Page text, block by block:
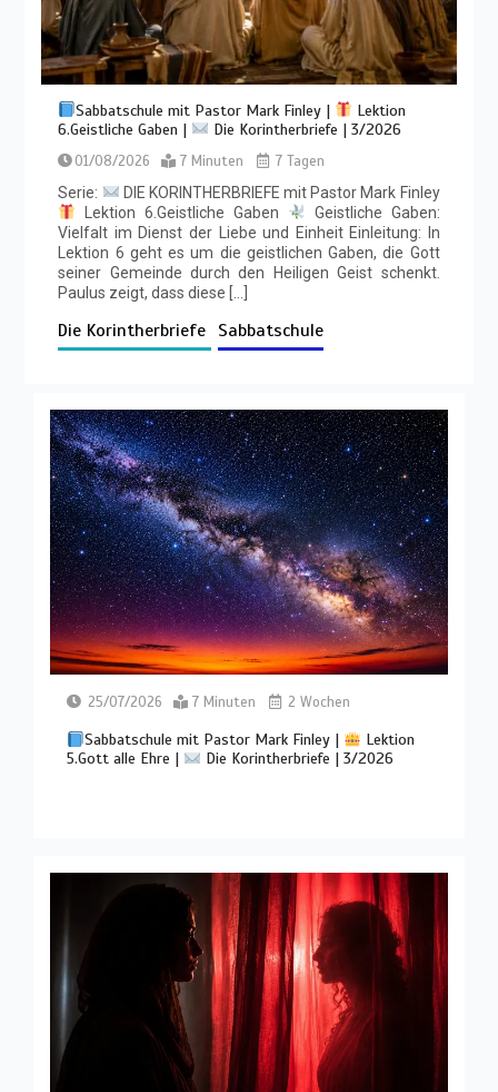
Sabbatschule mit Pastor Mark Finley |
Lektion
6.Geistliche Gaben |
Die Korintherbriefe | 3/2026
01/08/2026 7 Minuten
7 Tagen
Serie:
DIE KORINTHERBRIEFE mit Pastor Mark Finley
Lektion 6.Geistliche Gaben
Geistliche Gaben:
Vielfalt im Dienst der Liebe und Einheit Einleitung: In
Lektion 6 geht es um die geistlichen Gaben, die Gott
seiner Gemeinde durch den Heiligen Geist schenkt.
Paulus zeigt, dass diese […]
Die Korintherbriefe Sabbatschule
25/07/2026 7 Minuten 2 Wochen
Sabbatschule mit Pastor Mark Finley |
Lektion
5.Gott alle Ehre |
Die Korintherbriefe | 3/2026